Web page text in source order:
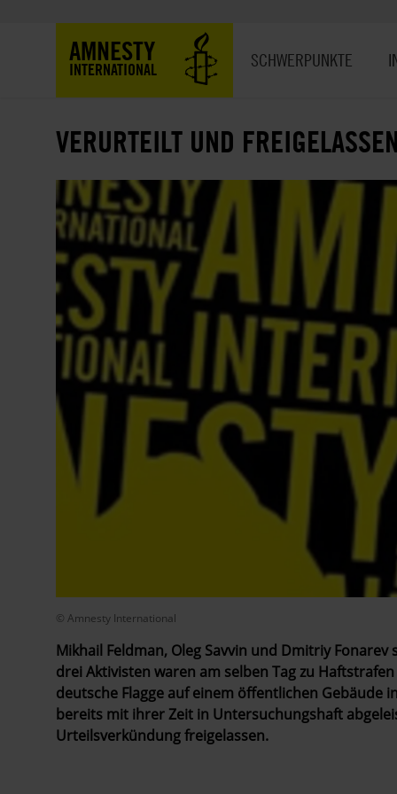
AMNESTY
INTERNATIONAL SCHWERPUNKTE
VERURTEILT UND FREIGELASSEN
© Amnesty International
Mikhail Feldman, Oleg Savvin und Dmitriy
drei Aktivisten waren am selben Tag zu
deutsche Flagge auf einem öffentlichen Gebäude
bereits mit ihrer Zeit in Untersuchungshaft
Urteilsverkündung freigelassen.